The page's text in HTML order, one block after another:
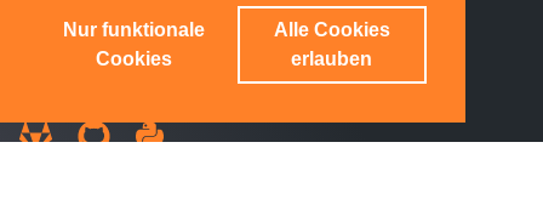
Nur funktionale
Cookies
Alle Cookies
erlauben
Datenschutz & DSGVO